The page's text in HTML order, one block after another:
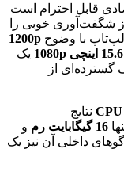
قابل احترام است
شگفت‌آوری خوبی را
لپ‌تاپ با وضوح 1200p
15.6 اینچی 1080p
یک
گسترده‌ای از
CPU نتایج
16 گیگابایت رم
و
داخلی آن نیز یک